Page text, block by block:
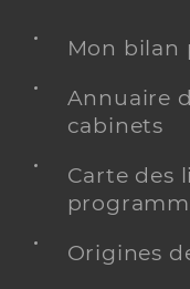
Mon bilan
Annuaire
cabinets
Carte des
Origines